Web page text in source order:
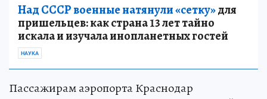
Над СССР военные натянули «сетку»для
пришельцев: как страна 13 лет тайно
искала и изучала инопланетных гостей
НАУКА
Пассажирам аэропорта Краснодар